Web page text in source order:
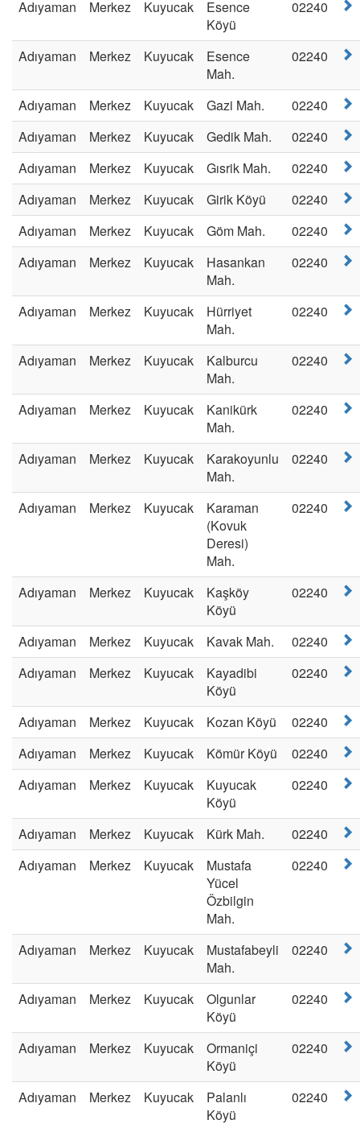
Adıyaman Merkez Kuyucak
Esence
Köyü
02240
Adıyaman Merkez Kuyucak
Esence
Mah.
02240
Adıyaman Merkez Kuyucak Gazi Mah.
02240
Adıyaman
Merkez Kuyucak Gedik Mah.
02240
Adıyaman
Merkez Kuyucak Gısrik Mah.
02240
Adıyaman
Merkez Kuyucak Girik Köyü
02240
Adıyaman
Merkez Kuyucak Göm Mah.
02240
Adıyaman
Merkez Kuyucak
Hasankan
Mah.
02240
Adıyaman Merkez Kuyucak
Hürriyet
Mah.
02240
Adıyaman Merkez Kuyucak
Kalburcu
Mah.
02240
Adıyaman Merkez Kuyucak
Kanikürk
Mah.
02240
Adıyaman Merkez Kuyucak
Karakoyunlu
Mah.
02240
Adıyaman Merkez Kuyucak
Karaman
(Kovuk
Deresi)
Mah.
02240
Adıyaman Merkez Kuyucak
Kaşköy
Köyü
02240
Adıyaman Merkez Kuyucak Kavak Mah.
02240
Adıyaman
Merkez Kuyucak
Kayadibi
Köyü
02240
Adıyaman Merkez Kuyucak Kozan Köyü
02240
Adıyaman
Merkez Kuyucak Kömür Köyü
02240
Adıyaman
Merkez Kuyucak
Kuyucak
Köyü
02240
Adıyaman Merkez Kuyucak Kürk Mah.
02240
Adıyaman
Merkez Kuyucak
Mustafa
Yücel
Özbilgin
Mah.
02240
Adıyaman Merkez Kuyucak
Mustafabeyli
Mah.
02240
Adıyaman Merkez Kuyucak
Olgunlar
Köyü
02240
Adıyaman Merkez Kuyucak
Ormaniçi
Köyü
02240
Adıyaman Merkez Kuyucak
Palanlı
Köyü
02240